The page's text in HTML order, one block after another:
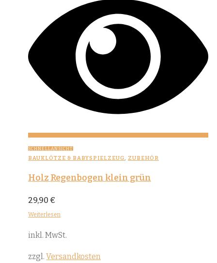
SCHNELLANSICHT
BAUKLÖTZE & BABYSPIELZEUG, ZUBEHÖR
Holz Regenbogen klein grün
29,90 €
Weiterlesen
inkl. MwSt.
zzgl. Versandkosten